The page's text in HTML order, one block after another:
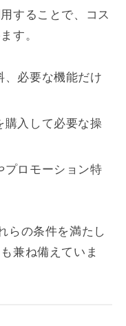
することで、コス
す。
、必要な機能だけ
購入して必要な操
プロモーション特
らの条件を満たし
兼ね備えていま